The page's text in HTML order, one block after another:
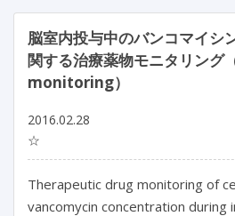
脳室内投与中のバンコマイシ
関する治療薬物モニタリン
monitoring）
2016.02.28
☆
Therapeutic drug monitoring of
vancomycin concentration during